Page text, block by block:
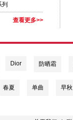
查看更多>>
Dior 防晒霜
春夏 单曲 早秋